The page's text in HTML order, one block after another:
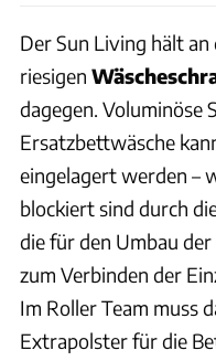
Der Sun Living hält
riesigen
dagegen. Voluminöse
Ersatzbettwäsche
eingelagert werden –
blockiert sind durch
die für den Umbau
zum Verbinden der
Im Roller Team muss
Extrapolster für die